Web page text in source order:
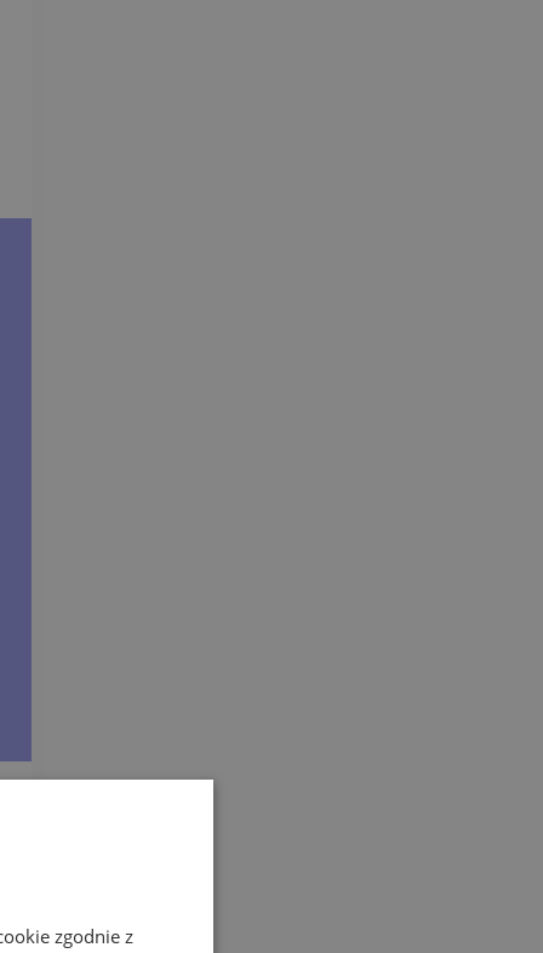
zgodnie z